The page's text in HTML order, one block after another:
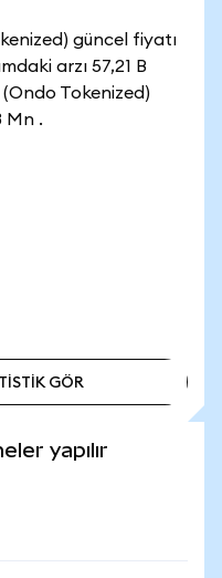
güncel fiyatı
arzı 57,21 B
(Ondo Tokenized)
Mn .
GÖR
yapılır